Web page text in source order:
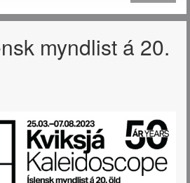
myndlist á 20.